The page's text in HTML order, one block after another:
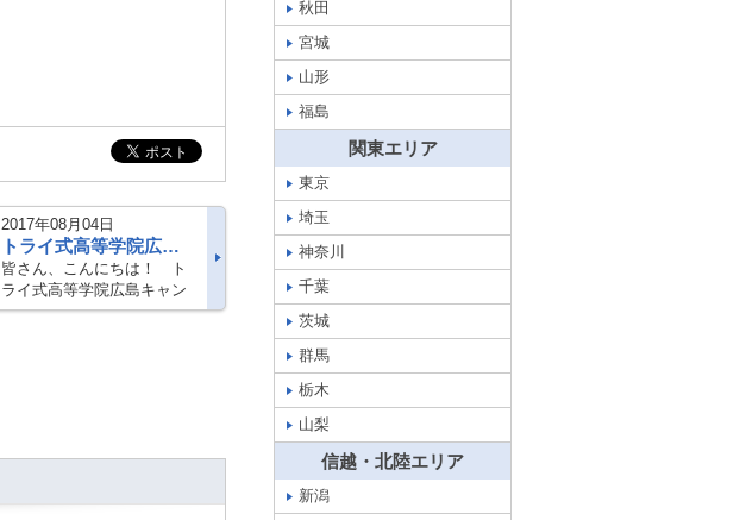
2017年08月04日
トライ式高等学院広島校 オープンキャンパスのお知らせです！
皆さん、こんにちは！ ト
ライ式高等学院広島キャン
パスです。 本格的な夏がや
秋田
宮城
山形
福島
関東エリア
東京
埼玉
神奈川
千葉
茨城
群馬
栃木
山梨
信越・北陸エリア
新潟